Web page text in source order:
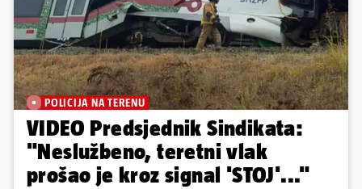
POLICIJA NA TERENU
VIDEO Predsjednik Sindikata:
"Neslužbeno, teretni vlak
prošao je kroz signal 'STOJ'..."